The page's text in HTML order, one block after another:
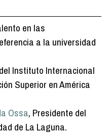
en las
a la universidad
Instituto Internacional
Superior en América
Ossa, Presidente del
de La Laguna.